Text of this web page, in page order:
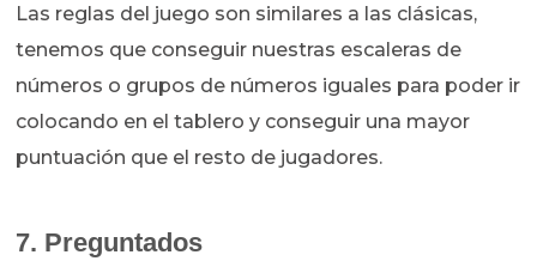
Las reglas del juego son similares a las clásicas,
tenemos que conseguir nuestras escaleras de
números o grupos de números iguales para poder ir
colocando en el tablero y conseguir una mayor
puntuación que el resto de jugadores.
7. Preguntados